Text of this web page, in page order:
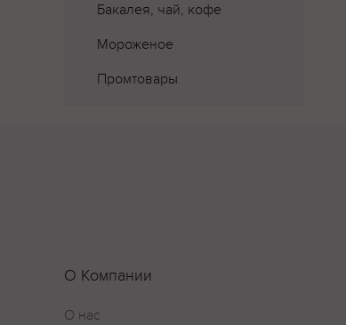
Бакалея, чай, кофе
Мороженое
Промтовары
О Компании
О нас